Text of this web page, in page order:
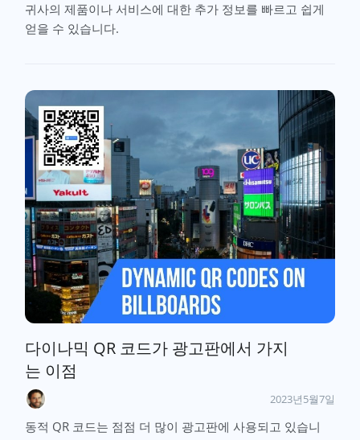
귀사의 제품이나 서비스에 대한 추가 정보를 빠르고 쉽게
얻을 수 있습니다.
다이나믹 QR 코드가 광고판에서 가지
는 이점
2023년5월7일
동적 QR 코드는 점점 더 많이 광고판에 사용되고 있습니